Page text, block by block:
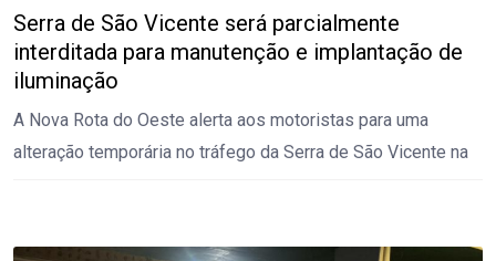
Serra de São Vicente será parcialmente
interditada para manutenção e implantação de
iluminação
A Nova Rota do Oeste alerta aos motoristas para uma
alteração temporária no tráfego da Serra de São Vicente na